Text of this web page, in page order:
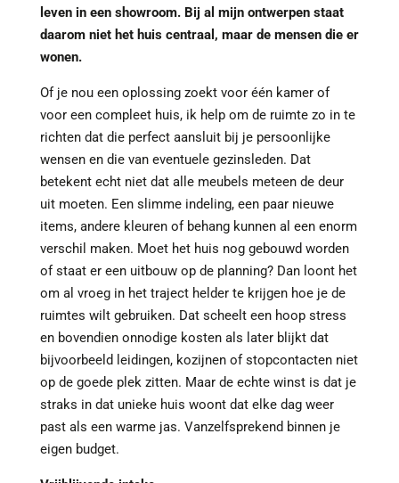
leven in een showroom. Bij al mijn ontwerpen staat
daarom niet het huis centraal, maar de mensen die er
wonen.
Of je nou een oplossing zoekt voor één kamer of
voor een compleet huis, ik help om de ruimte zo in te
richten dat die perfect aansluit bij je persoonlijke
wensen en die van eventuele gezinsleden. Dat
betekent echt niet dat alle meubels meteen de deur
uit moeten. Een slimme indeling, een paar nieuwe
items, andere kleuren of behang kunnen al een enorm
verschil maken. Moet het huis nog gebouwd worden
of staat er een uitbouw op de planning? Dan loont het
om al vroeg in het traject helder te krijgen hoe je de
ruimtes wilt gebruiken. Dat scheelt een hoop stress
en bovendien onnodige kosten als later blijkt dat
bijvoorbeeld leidingen, kozijnen of stopcontacten niet
op de goede plek zitten. Maar de echte winst is dat je
straks in dat unieke huis woont dat elke dag weer
past als een warme jas. Vanzelfsprekend binnen je
eigen budget.